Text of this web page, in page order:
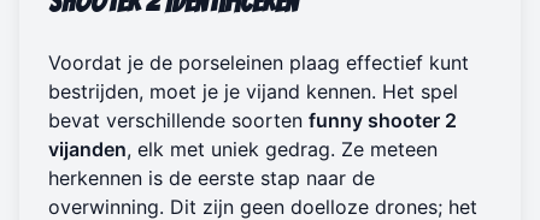
Voordat je de porseleinen plaag effectief kunt
bestrijden, moet je je vijand kennen. Het spel
bevat verschillende soorten funny shooter 2
vijanden, elk met uniek gedrag. Ze meteen
herkennen is de eerste stap naar de
overwinning. Dit zijn geen doelloze drones; het